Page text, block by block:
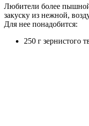
Любители более
закуску из нежной,
Для нее понадобится:
250 г зернистого